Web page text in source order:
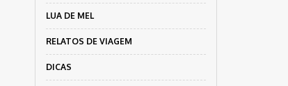
LUA DE MEL
RELATOS DE VIAGEM
DICAS